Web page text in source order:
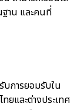
ฐาน และคนที่
การยอมรับใน
ยและต่างประเทศ